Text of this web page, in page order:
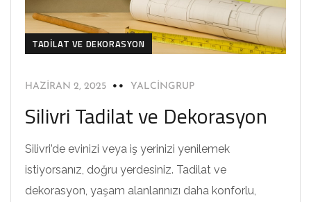
TADILAT VE DEKORASYON
HAZIRAN 2, 2025 YALCINGRUP
Silivri Tadilat ve Dekorasyon
Silivri’de evinizi veya iş yerinizi yenilemek
istiyorsanız, doğru yerdesiniz. Tadilat ve
dekorasyon, yaşam alanlarınızı daha konforlu,